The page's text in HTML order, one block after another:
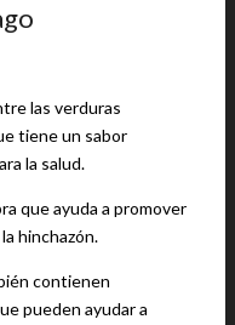
las verduras
tiene un sabor
la salud.
que ayuda a promover
hinchazón.
contienen
pueden ayudar a